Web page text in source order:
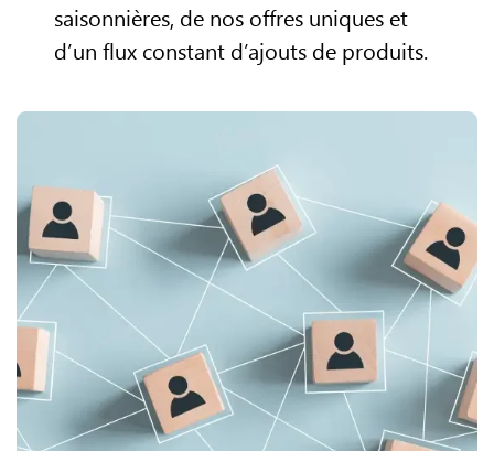
saisonnières, de nos offres uniques et
d’un flux constant d’ajouts de produits.